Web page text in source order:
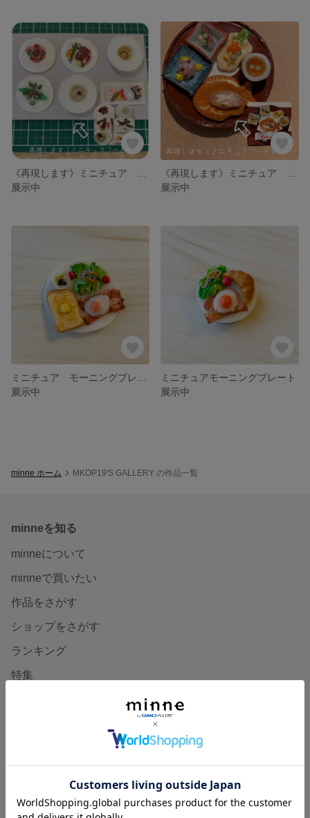
展示中
展示中
展示中
ミニチュアモーニングプレート
展示中
minne ホーム MKOP19'S GALLERY の作品一覧
minneを知る
minneについて
minneで買いたい
作品をさがす
ショップをさがす
ランキング
特集
ヴィンテージ販売
ダウンロード販売